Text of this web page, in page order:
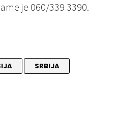
je 060/339 3390.
SRBIJA